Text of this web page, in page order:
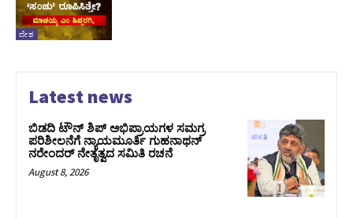
ದೇಶ
Latest news
ಬಿಡದಿ ಟೌನ್ ಶಿಪ್ ಅಭಿಪ್ರಾಯಗಳ ಸಮಗ್ರ
ಪರಿಶೀಲನೆಗೆ ನ್ಯಾಯಮೂರ್ತಿ ಗುಹನಾಥನ್
ನರೇಂದರ್ ನೇತೃತ್ವದ ಸಮಿತಿ ರಚನೆ
August 8, 2026